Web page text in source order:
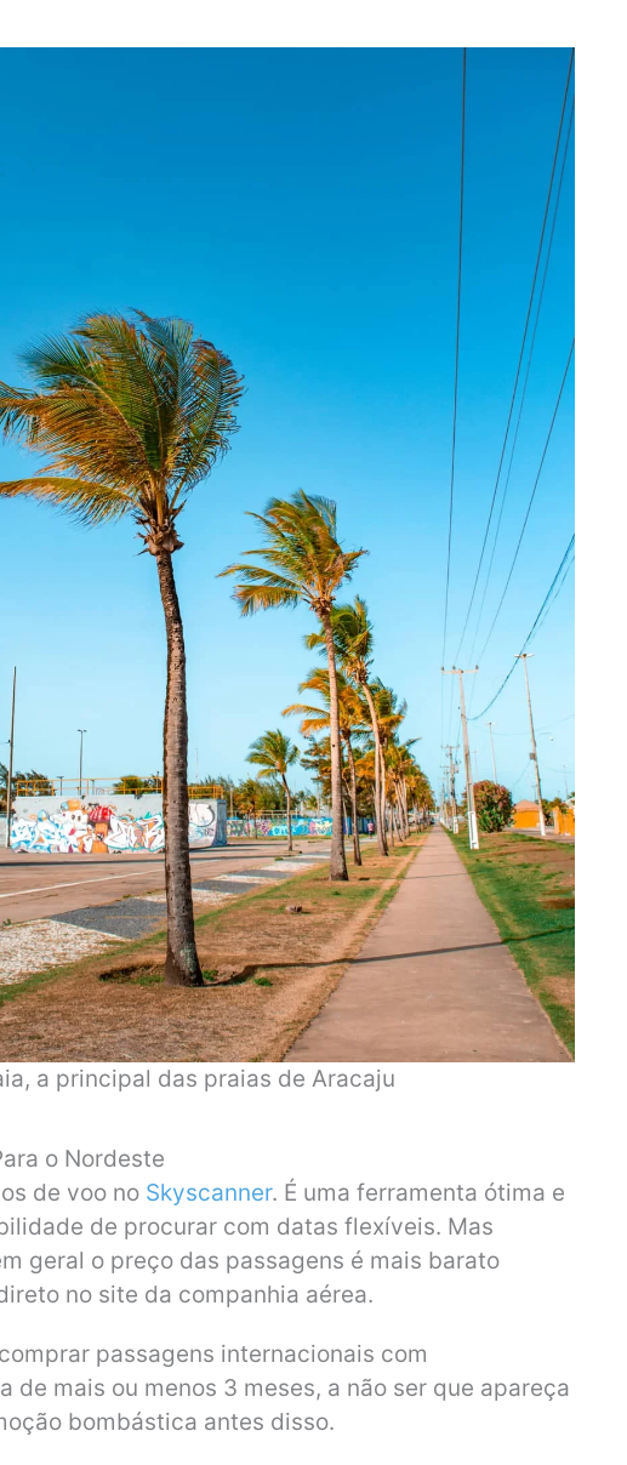
a principal das praias de Aracaju
o Nordeste
de voo no Skyscanner. É uma ferramenta ótima e
de procurar com datas flexíveis. Mas
geral o preço das passagens é mais barato
no site da companhia aérea.
passagens internacionais com
de mais ou menos 3 meses, a não ser que apareça
bombástica antes disso.